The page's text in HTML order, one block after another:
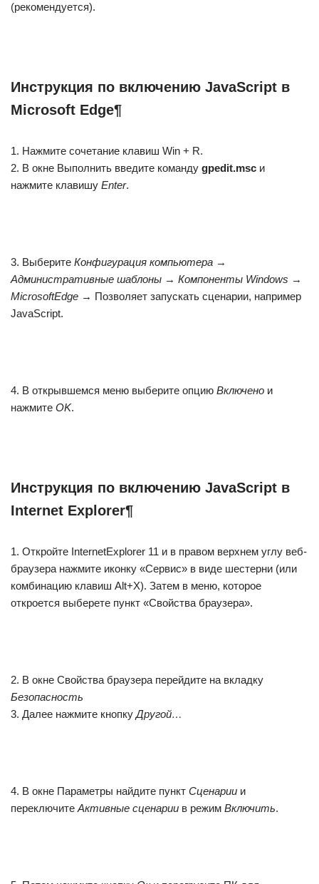
(рекомендуется).
Инструкция по включению JavaScript в
Microsoft Edge¶
1. Нажмите сочетание клавиш Win + R.
2. В окне Выполнить введите команду gpedit.msc и
нажмите клавишу Enter.
3. Выберите Конфигурация компьютера →
Административные шаблоны → Компоненты Windows →
MicrosoftEdge → Позволяет запускать сценарии, например
JavaScript.
4. В открывшемся меню выберите опцию Включено и
нажмите ОK.
Инструкция по включению JavaScript в
Internet Explorer¶
1. Откройте InternetExplorer 11 и в правом верхнем углу веб-
браузера нажмите иконку «Сервис» в виде шестерни (или
комбинацию клавиш Alt+X). Затем в меню, которое
откроется выберете пункт «Свойства браузера».
2. В окне Свойства браузера перейдите на вкладку
Безопасность
3. Далее нажмите кнопку Другой…
4. В окне Параметры найдите пункт Сценарии и
переключите Активные сценарии в режим Включить.